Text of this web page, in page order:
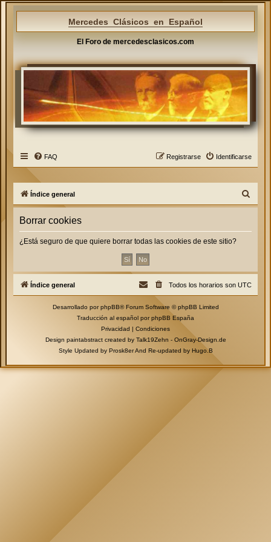
Mercedes Clásicos en Español
El Foro de mercedesclasicos.com
FAQ Identificarse
Registrarse
Índice general
u
Borrar cookies
¿Está seguro de que quiere borrar todas las cookies de este sitio?
Índice general Todos los horarios son UTC
Desarrollado porphpBB® Forum Software © phpBB Limited
Traducción al español porphpBB España
Privacidad | Condiciones
Design paintabstract created by Talk19Zehn - OnGray-Design.de
Style Updated by Prosk8erAnd Re-updated by Hugo.B